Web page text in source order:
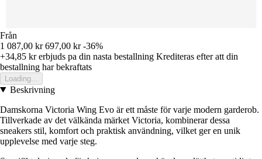
Från
1 087,00 kr 697,00 kr -36%
+34,85 krerbjuds pa din nasta bestallning Krediteras efter att din
bestallning har bekraftats
Loading...
Beskrivning
Damskorna Victoria Wing Evo är ett måste för varje modern garderob.
Tillverkade av det välkända märket Victoria, kombinerar dessa
sneakers stil, komfort och praktisk användning, vilket ger en unik
upplevelse med varje steg.